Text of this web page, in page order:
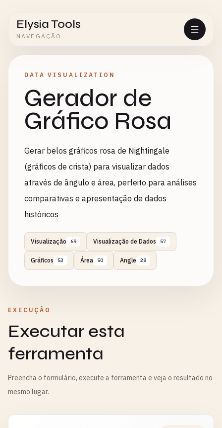
Elysia Tools
NAVEGAÇÃO
DATA VISUALIZATION
Gerador de
Gráfico Rosa
Gerar belos gráficos rosa de Nightingale
(gráficos de crista) para visualizar dados
através de ângulo e área, perfeito para análises
comparativas e apresentação de dados
históricos
Visualização 69 Visualização de Dados 57
Gráficos 53 Área 50 Angle 28
EXECUÇÃO
Executar esta
ferramenta
Preencha o formulário, execute a ferramenta e veja o resultado no
mesmo lugar.